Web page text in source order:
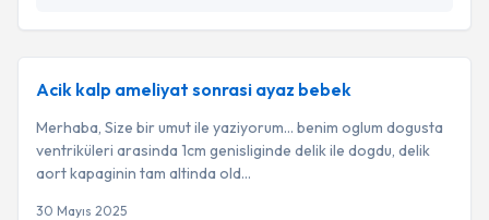
Acik kalp ameliyat sonrasi ayaz bebek
Merhaba, Size bir umut ile yaziyorum… benim oglum dogusta
ventriküleri arasinda 1cm genisliginde delik ile dogdu, delik
aort kapaginin tam altinda old...
30 Mayıs 2025